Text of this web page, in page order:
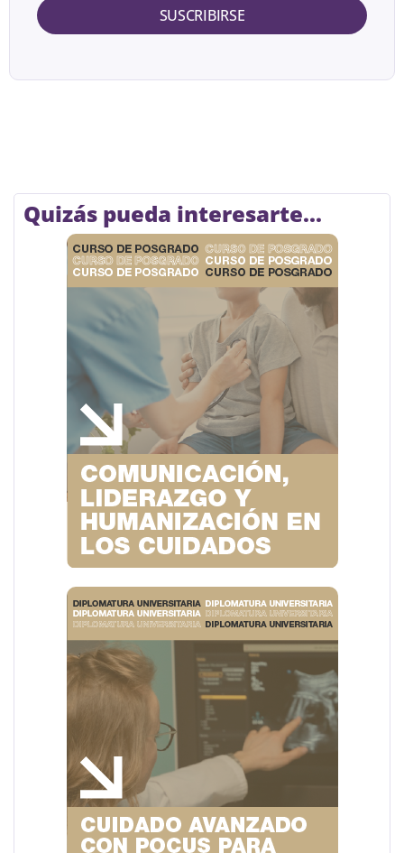
SUSCRIBIRSE
Quizás pueda interesarte...